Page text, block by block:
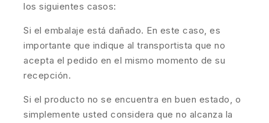
los siguientes casos:
Si el embalaje está dañado. En este caso, es
importante que indique al transportista que no
acepta el pedido en el mismo momento de su
recepción.
Si el producto no se encuentra en buen estado, o
simplemente usted considera que no alcanza la